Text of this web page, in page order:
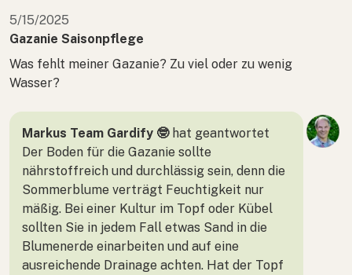
5/15/2025
Gazanie Saisonpflege
Was fehlt meiner Gazanie? Zu viel oder zu wenig
Wasser?
Markus Team Gardify 🤓hat geantwortet
Der Boden für die Gazanie sollte
nährstoffreich und durchlässig sein, denn die
Sommerblume verträgt Feuchtigkeit nur
mäßig. Bei einer Kultur im Topf oder Kübel
sollten Sie in jedem Fall etwas Sand in die
Blumenerde einarbeiten und auf eine
ausreichende Drainage achten. Hat der Topf